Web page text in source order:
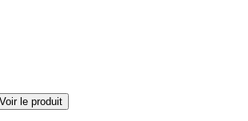
Voir le produit